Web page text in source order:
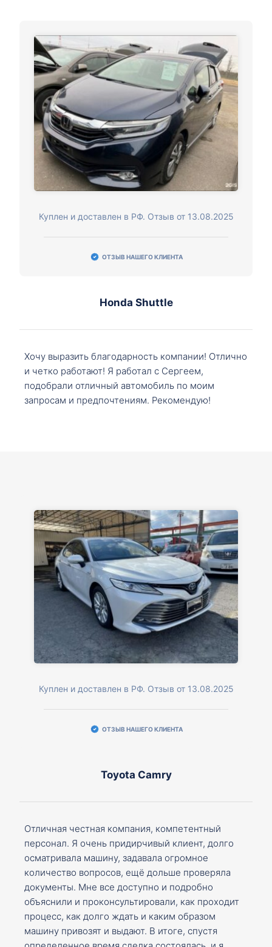
Куплен и доставлен в РФ. Отзыв от 13.08.2025
ОТЗЫВ НАШЕГО КЛИЕНТА
Honda Shuttle
Хочу выразить благодарность компании! Отлично
и четко работают! Я работал с Сергеем,
подобрали отличный автомобиль по моим
запросам и предпочтениям. Рекомендую!
Куплен и доставлен в РФ. Отзыв от 13.08.2025
ОТЗЫВ НАШЕГО КЛИЕНТА
Toyota Camry
Отличная честная компания, компетентный
персонал. Я очень придирчивый клиент, долго
осматривала машину, задавала огромное
количество вопросов, ещё дольше проверяла
документы. Мне все доступно и подробно
объяснили и проконсультировали, как проходит
процесс, как долго ждать и каким образом
машину привозят и выдают. В итоге, спустя